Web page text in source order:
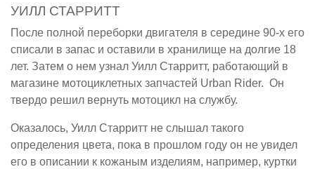
УИЛЛ СТАРРИТТ
После полной переборки двигателя в середине 90-х его
списали в запас и оставили в хранилище на долгие 18
лет. Затем о нем узнал Уилл Старритт, работающий в
магазине мотоциклетных запчастей Urban Rider. Он
твердо решил вернуть мотоцикл на службу.
Оказалось, Уилл Старритт не слышал такого
определения цвета, пока в прошлом году он не увидел
его в описании к кожаным изделиям, например, куртки